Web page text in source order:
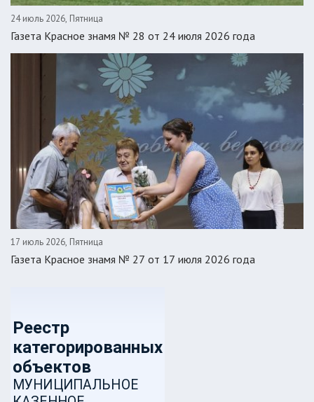
24 июль 2026, Пятница
Газета Красное знамя № 28 от 24 июля 2026 года
17 июль 2026, Пятница
Газета Красное знамя № 27 от 17 июля 2026 года